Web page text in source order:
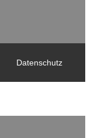
Datenschutz